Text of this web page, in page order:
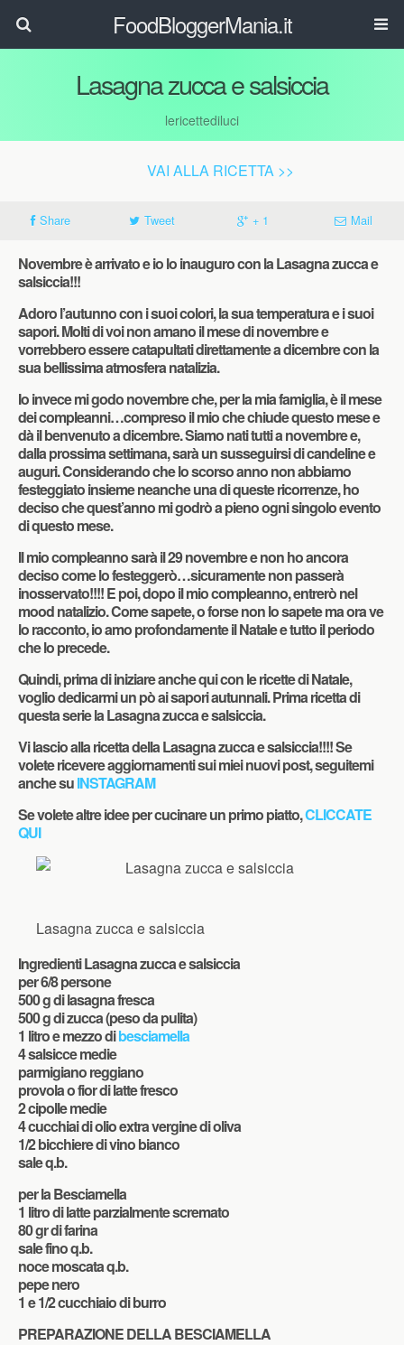
FoodBloggerMania.it
Lasagna zucca e salsiccia
lericettediluci
VAI ALLA RICETTA >>
Share Tweet + 1 Mail
Novembre è arrivato e io lo inauguro con la Lasagna zucca e
salsiccia!!!
Adoro l’autunno con i suoi colori, la sua temperatura e i suoi
sapori. Molti di voi non amano il mese di novembre e
vorrebbero essere catapultati direttamente a dicembre con la
sua bellissima atmosfera natalizia.
Io invece mi godo novembre che, per la mia famiglia, è il mese
dei compleanni…compreso il mio che chiude questo mese e
dà il benvenuto a dicembre. Siamo nati tutti a novembre e,
dalla prossima settimana, sarà un susseguirsi di candeline e
auguri. Considerando che lo scorso anno non abbiamo
festeggiato insieme neanche una di queste ricorrenze, ho
deciso che quest’anno mi godrò a pieno ogni singolo evento
di questo mese.
Il mio compleanno sarà il 29 novembre e non ho ancora
deciso come lo festeggerò…sicuramente non passerà
inosservato!!!! E poi, dopo il mio compleanno, entrerò nel
mood natalizio. Come sapete, o forse non lo sapete ma ora ve
lo racconto, io amo profondamente il Natale e tutto il periodo
che lo precede.
Quindi, prima di iniziare anche qui con le ricette di Natale,
voglio dedicarmi un pò ai sapori autunnali. Prima ricetta di
questa serie la Lasagna zucca e salsiccia.
Vi lascio alla ricetta della Lasagna zucca e salsiccia!!!! Se
volete ricevere aggiornamenti sui miei nuovi post, seguitemi
anche suINSTAGRAM
Se volete altre idee per cucinare un primo piatto,CLICCATE
QUI
Lasagna zucca e salsiccia
Ingredienti Lasagna zucca e salsiccia
per 6/8 persone
500 g di lasagna fresca
500 g di zucca (peso da pulita)
1 litro e mezzo dibesciamella
4 salsicce medie
parmigiano reggiano
provola o fior di latte fresco
2 cipolle medie
4 cucchiai di olio extra vergine di oliva
1/2 bicchiere di vino bianco
sale q.b.
per la Besciamella
1 litro di latte parzialmente scremato
80 gr di farina
sale fino q.b.
noce moscata q.b.
pepe nero
1 e 1/2 cucchiaio di burro
PREPARAZIONE DELLA BESCIAMELLA